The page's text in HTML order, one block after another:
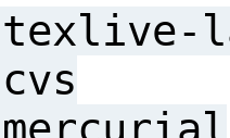
texlive-